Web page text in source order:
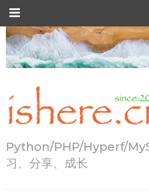
Python/PHP/Hyperf/
习、分享、成长